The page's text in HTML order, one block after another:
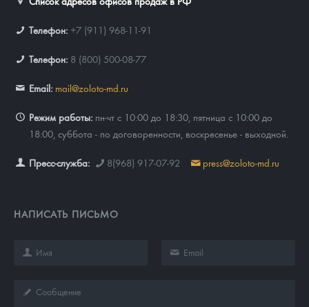
Телефон: +7 (911) 968-11-91
Телефон: 8 (800) 500-08-77
Email: mail@zoloto-md.ru
Режим работы: пн-чт с 10:00 до 18:30, пятница с 10:00 до
18:00, суббота - по договоренности, воскресенье - выходной.
Пресс-служба: 8(968) 917-07-92 press@zoloto-md.ru
НАПИСАТЬ ПИСЬМО